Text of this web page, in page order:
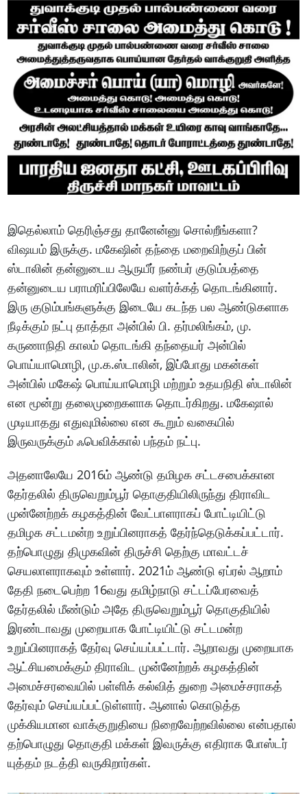
இதெல்லாம் தெரிஞ்சது தானேன்னு சொல்றீங்களா?
விஷயம் இருக்கு. மகேஷின் தந்தை மறைவிற்குப் பின்
ஸ்டாலின் தன்னுடைய ஆருயீர் நண்பர் குடும்பத்தை
தன்னுடைய பராமரிப்பிலேயே வளர்க்கத் தொடங்கினார்.
இரு குடும்பங்களுக்கு இடையே கடந்த பல ஆண்டுகளாக
நீடிக்கும் நட்பு தாத்தா அன்பில் பி. தர்மலிங்கம், மு.
கருணாநிதி காலம் தொடங்கி தந்தையர் அன்பில்
பொய்யாமொழி, மு.க.ஸ்டாலின், இப்போது மகன்கள்
அன்பில் மகேஷ் பொய்யாமொழி மற்றும் உதயநிதி ஸ்டாலின்
என மூன்று தலைமுறைகளாக தொடர்கிறது. மகேஷால்
முடியாதது எதுவுமில்லை என கூறும் வகையில்
இருவருக்கும் ஃபெவிக்கால் பந்தம் நட்பு.
அதனாலேயே 2016ம் ஆண்டு தமிழக சட்டசபைக்கான
தேர்தலில் திருவெறும்பூர் தொகுதியிலிருந்து திராவிட
முன்னேற்றக் கழகத்தின் வேட்பாளராகப் போட்டியிட்டு
தமிழக சட்டமன்ற உறுப்பினராகத் தேர்ந்தெடுக்கப்பட்டார்.
தற்பொழுது திமுகவின் திருச்சி தெற்கு மாவட்டச்
செயலாளராகவும் உள்ளார். 2021ம் ஆண்டு ஏப்ரல் ஆறாம்
தேதி நடைபெற்ற 16வது தமிழ்நாடு சட்டப்பேரவைத்
தேர்தலில் மீண்டும் அதே திருவெறும்பூர் தொகுதியில்
இரண்டாவது முறையாக போட்டியிட்டு சட்டமன்ற
உறுப்பினராகத் தேர்வு செய்யப்பட்டார். ஆறாவது முறையாக
ஆட்சியமைக்கும் திராவிட முன்னேற்றக் கழகத்தின்
அமைச்சரவையில் பள்ளிக் கல்வித் துறை அமைச்சராகத்
தேர்வும் செய்யப்பட்டுள்ளார். ஆனால் கொடுத்த
முக்கியமான வாக்குறுதியை நிறைவேற்றவில்லை என்பதால்
தற்பொழுது தொகுதி மக்கள் இவருக்கு எதிராக போஸ்டர்
யுத்தம் நடத்தி வருகிறார்கள்.